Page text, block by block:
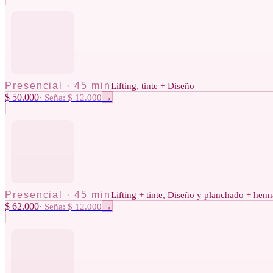
Presencial · 45 minLifting, tinte + Diseño
$ 50.000· Seña: $ 12.000 →
Presencial · 45 minLifting + tinte, Diseño y planchado +
$ 62.000· Seña: $ 12.000 →